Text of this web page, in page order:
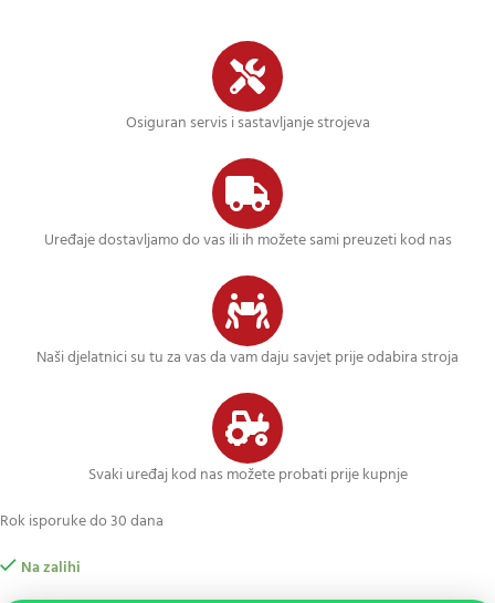
Osiguran servis i sastavljanje strojeva
Uređaje dostavljamo do vas ili ih možete sami preuzeti kod nas
Naši djelatnici su tu za vas da vam daju savjet prije odabira stroja
Svaki uređaj kod nas možete probati prije kupnje
Rok isporuke do 30 dana
Na zalihi